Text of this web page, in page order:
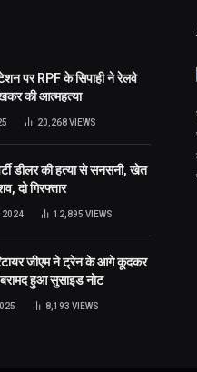
पर RPF के सिपाही ने रेलवे
की आत्महत्या
20,268VIEWS
डीलर की हत्या से सनसनी, खेत
दो गिरफ्तार
2024 12,895 VIEWS
जीएम ने ट्रेन के आगे कूदकर
हुआ सुसाइड नोट
8,193 VIEWS